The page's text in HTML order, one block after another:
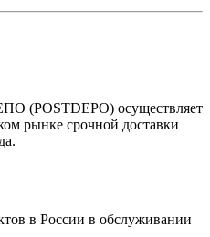
(POSTDEPO) осуществляет
рынке срочной доставки
в России в обслуживании